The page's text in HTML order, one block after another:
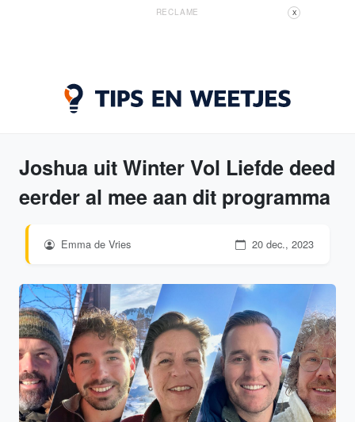
RECLAME X
Joshua uit Winter Vol Liefde deed
eerder al mee aan dit programma
Emma de Vries 20 dec., 2023